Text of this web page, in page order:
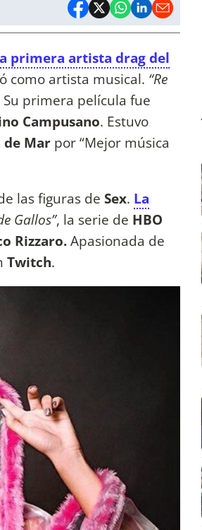
primera artista drag del
como artista musical. “Re
Su primera película fue
Campusano. Estuvo
de Mar por “Mejor música
las figuras de Sex. La
Gallos”, la serie de HBO
Rizzaro.Apasionada de
Twitch.